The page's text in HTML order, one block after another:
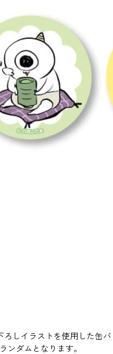
ろしイラストを使用した缶
ンダムとなります。